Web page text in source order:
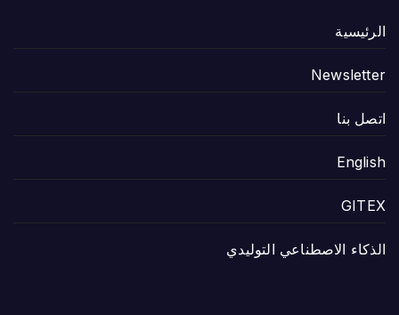
الرئيسية
Newsletter
اتصل بنا
English
GITEX
الذكاء الاصطناعي التوليدي